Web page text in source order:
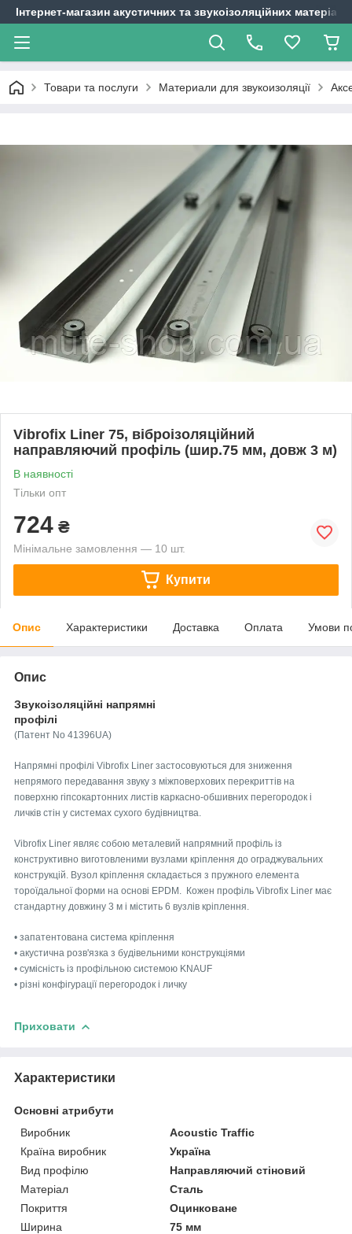
Інтернет-магазин акустичних та звукоізоляційних
Товари та послуги Материали для звукоизоляції
Vibrofix Liner 75, віброізоляційний
направляючий профіль (шир.75 мм, довж 3 м)
В наявності
Тільки опт
724 ₴
Мінімальне замовлення — 10 шт.
Купити
Опис Характеристики Доставка Оплата Умови
Опис
Звукоізоляційні напрямні
профілі
(Патент No 41396UA)
Напрямні профілі Vibrofix Liner застосовуються для зниження
непрямого передавання звуку з міжповерхових перекриттів на
поверхню гіпсокартонних листів каркасно-обшивних перегородок і
личків стін у системах сухого будівництва.
Vibrofix Liner являє собою металевий напрямний профіль із
конструктивно виготовленими вузлами кріплення до ограджувальних
конструкцій. Вузол кріплення складається з пружного елемента
тороїдальної форми на основі EPDM. Кожен профіль Vibrofix Liner має
стандартну довжину 3 м і містить 6 вузлів кріплення.
• запатентована система кріплення
• акустична розв'язка з будівельними конструкціями
• сумісність із профільною системою KNAUF
• різні конфігурації перегородок і личку
Приховати
Характеристики
Основні атрибути
Виробник
Acoustic Traffic
Країна виробник
Україна
Вид профілю
Направляючий стіновий
Матеріал
Сталь
Покриття
Оцинковане
Ширина
75 мм